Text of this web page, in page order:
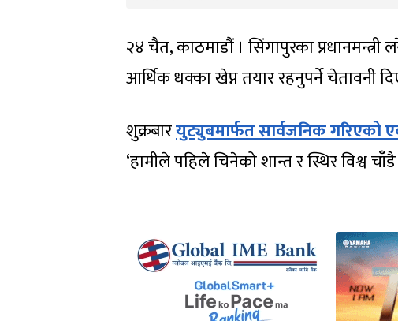
२४ चैत, काठमाडौं । सिंगापुरका
आर्थिक धक्का खेप्न तयार रहनुपर्ने चेतावनी
शुक्रबारयुट्युबमार्फत सार्वजनिक गरिएको
‘हामीले पहिले चिनेको शान्त र स्थिर विश्व